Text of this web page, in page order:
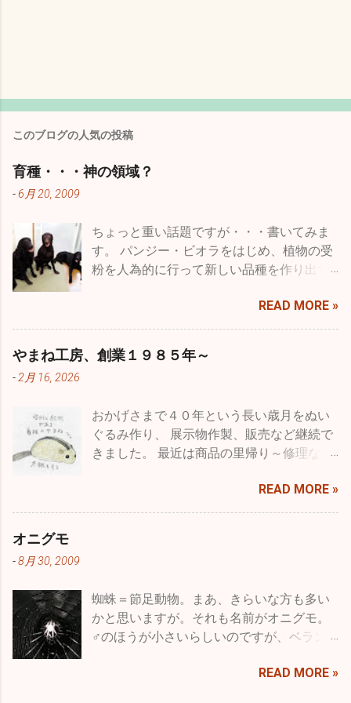
このブログの人気の投稿
育種・・・神の領域？
-6月 20, 2009
ちょっと重い話題ですが・・・書いてみま
す。 パンジー・ビオラをはじめ、植物の受
粉を人為的に行って新しい品種を作り出す
が、専門用語に育種という言葉がありま
す。 種を育てると書きますが、要は受粉を
した種を播いて結果を品種として固まるま
で受粉・採種・育苗を繰り返すことをいい
たり、つまり利用する人たちにとってより
良くするということで品種改良とも言うわ
けです。 もちろん、収穫量を減らしたり、
しての育種というのはある意味ありえませ
んが、一方で都合良くというだけでなく花
育種と言います。それは、人為的な選択交
配によるもので動物に対しても行われてい
ます。牛や馬などの家畜や、犬、猫、小鳥
など、人が養うというかたちで一緒に過ご
した歴史の長いいきものたちはそのように
READ MORE »
やまね工房、創業１９８５年～
-2月 16, 2026
おかげさまで４０年という長い歳月をぬい
ぐるみ作り、 展示物作製、販売など継続で
きました。 最近は商品の里帰り～修理な
て、 意図した思いが伝わっていたことや、
長く大切に愛されたことを 直接フィードバ
ている材料で クラウドファウンディング返
礼のシマフクロウひなを細々スタッフが製
作中ですが・・・ 昨年の初夏から検
り・・・ しばしの冬眠からは目覚めること
READ MORE »
オニグモ
-8月 30, 2009
蜘蛛＝節足動物。まあ、きらいな方も多い
かと思いますが。それも名前がオニグモ。
♂のほうが小さいらしいのですが、ベラン
大きめです。こいつがなんと夜行性で、昼
READ MORE »